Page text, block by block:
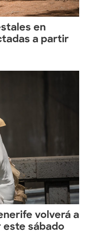
en
a partir
volverá a
este sábado